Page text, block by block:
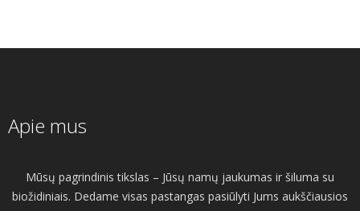
Apie mus
Mūsų pagrindinis tikslas – Jūsų namų jaukumas ir šiluma su
biožidiniais. Dedame visas pastangas pasiūlyti Jums aukščiausios